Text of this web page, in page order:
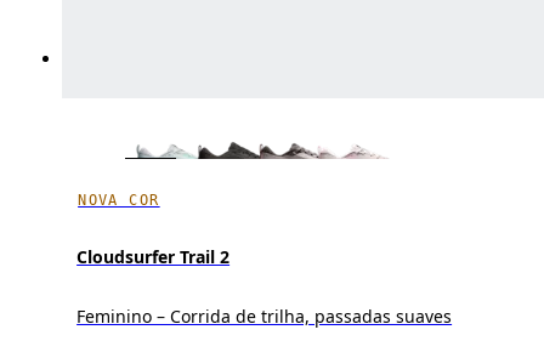
NOVA COR
Cloudsurfer Trail 2
Feminino – Corrida de trilha, passadas suaves